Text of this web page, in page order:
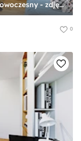
Mieszkanie w Pszczynie - Biuro, styl nowoczesny - zdjęcie od Karolina Żaczek
0